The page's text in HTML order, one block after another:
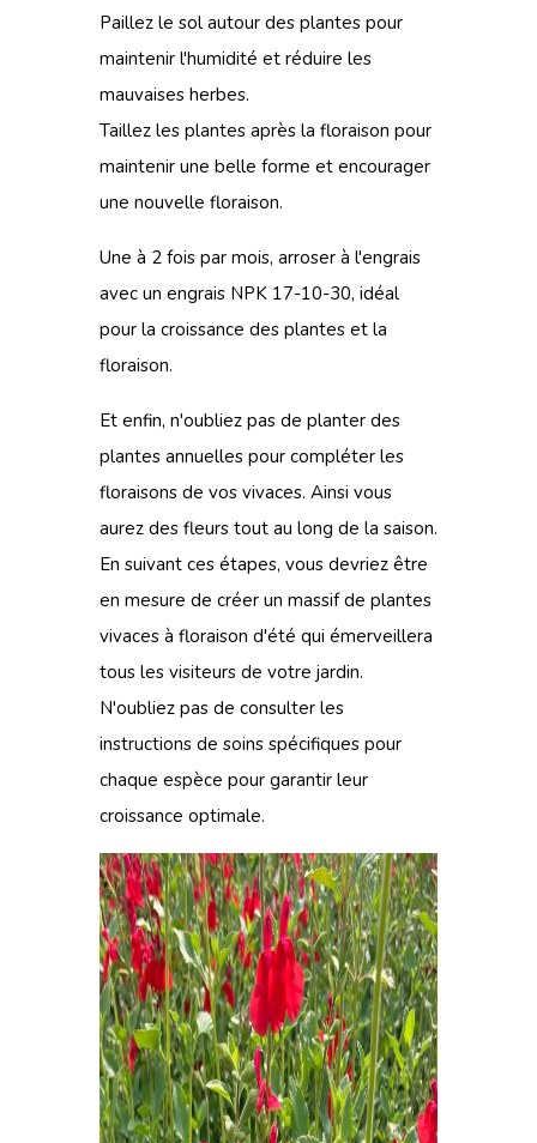
Paillez le sol autour des plantes pour
maintenir l'humidité et réduire les
mauvaises herbes.
Taillez les plantes après la floraison pour
maintenir une belle forme et encourager
une nouvelle floraison.
Une à 2 fois par mois, arroser à l'engrais
avec un engrais NPK 17-10-30, idéal
pour la croissance des plantes et la
floraison.
Et enfin, n'oubliez pas de planter des
plantes annuelles pour compléter les
floraisons de vos vivaces. Ainsi vous
aurez des fleurs tout au long de la saison.
En suivant ces étapes, vous devriez être
en mesure de créer un massif de plantes
vivaces à floraison d'été qui émerveillera
tous les visiteurs de votre jardin.
N'oubliez pas de consulter les
instructions de soins spécifiques pour
chaque espèce pour garantir leur
croissance optimale.